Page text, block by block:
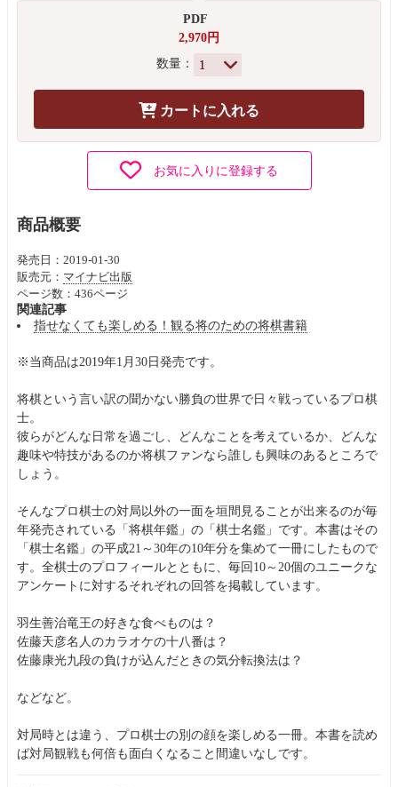
PDF
2,970円
数量：
カートに入れる
お気に入りに登録する
商品概要
発売日：2019-01-30
販売元： マイナビ出版
ページ数：436ページ
関連記事
指せなくても楽しめる！観る将のための将棋書籍
※当商品は2019年1月30日発売です。
将棋という言い訳の聞かない勝負の世界で日々戦っているプロ棋
士。
彼らがどんな日常を過ごし、どんなことを考えているか、どんな
趣味や特技があるのか将棋ファンなら誰しも興味のあるところで
しょう。
そんなプロ棋士の対局以外の一面を垣間見ることが出来るのが毎
年発売されている「将棋年鑑」の「棋士名鑑」です。本書はその
「棋士名鑑」の平成21～30年の10年分を集めて一冊にしたもので
す。全棋士のプロフィールとともに、毎回10～20個のユニークな
アンケートに対するそれぞれの回答を掲載しています。
羽生善治竜王の好きな食べものは？
佐藤天彦名人のカラオケの十八番は？
佐藤康光九段の負けが込んだときの気分転換法は？
などなど。
対局時とは違う、プロ棋士の別の顔を楽しめる一冊。本書を読め
ば対局観戦も何倍も面白くなること間違いなしです。